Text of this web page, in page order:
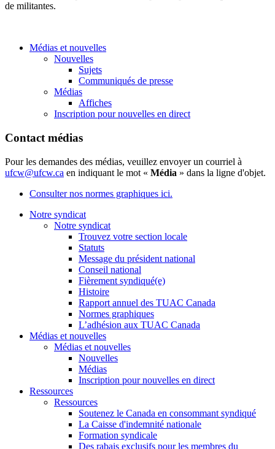
de militantes.
Médias et nouvelles
Nouvelles
Sujets
Communiqués de presse
Médias
Affiches
Inscription pour nouvelles en direct
Contact médias
Pour les demandes des médias, veuillez envoyer un courriel à
ufcw@ufcw.ca en indiquant le mot « Média » dans la ligne d'objet.
Consulter nos normes graphiques ici.
Notre syndicat
Notre syndicat
Trouvez votre section locale
Statuts
Message du président national
Conseil national
Fièrement syndiqué(e)
Histoire
Rapport annuel des TUAC Canada
Normes graphiques
L’adhésion aux TUAC Canada
Médias et nouvelles
Médias et nouvelles
Nouvelles
Médias
Inscription pour nouvelles en direct
Ressources
Ressources
Soutenez le Canada en consommant syndiqué
La Caisse d'indemnité nationale
Formation syndicale
Des rabais exclusifs pour les membres du